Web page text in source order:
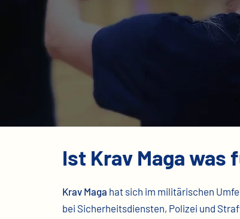
Ist Krav Maga was
Krav Maga hat sich im militärischen
bei Sicherheitsdiensten, Polizei und